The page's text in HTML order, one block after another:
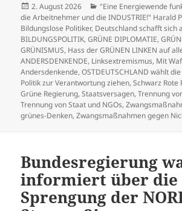
Veröffentlicht
am
2. August 2026 Kategorien
"Eine Energiewende
die Arbeitnehmer und die INDUSTRIE!" Harald
Bildungslose Politiker, Deutschland schafft sich
BILDUNGSPOLITIK,GRÜNE DIPLOMATIE,
GRÜNISMUS, Hass der GRÜNEN LINKEN auf
ANDERSDENKENDE, Linksextremismus, Mit
Andersdenkende,OSTDEUTSCHLAND wählt
Politik zur Verantwortung ziehen,Schwarz Rote
Grüne Regierung,Staatsversagen,Trennung
Trennung von Staat und NGOs,
grünes-Denken,Zwangsmaßnahmen gegen
Bundesregierung
informiert über die
Sprengung der